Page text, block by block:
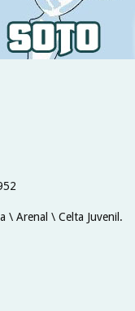
\ Arenal \ Celta Juvenil.